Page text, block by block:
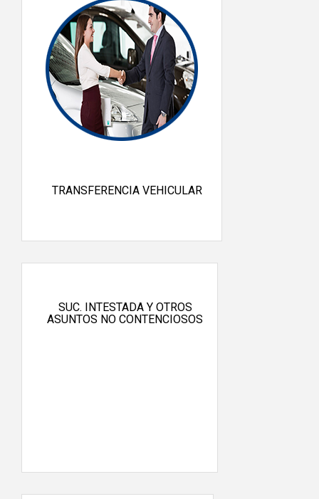
TRANSFERENCIA VEHICULAR
SUC. INTESTADA Y OTROS
ASUNTOS NO CONTENCIOSOS